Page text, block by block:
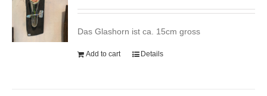
Das Glashorn ist ca. 15cm gross
Add to cart Details